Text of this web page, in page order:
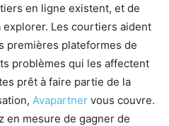
en ligne existent, et de
explorer. Les courtiers aident
premières plateformes de
problèmes qui les affectent
prêt à faire partie de la
Avapartner vous couvre.
en mesure de gagner de